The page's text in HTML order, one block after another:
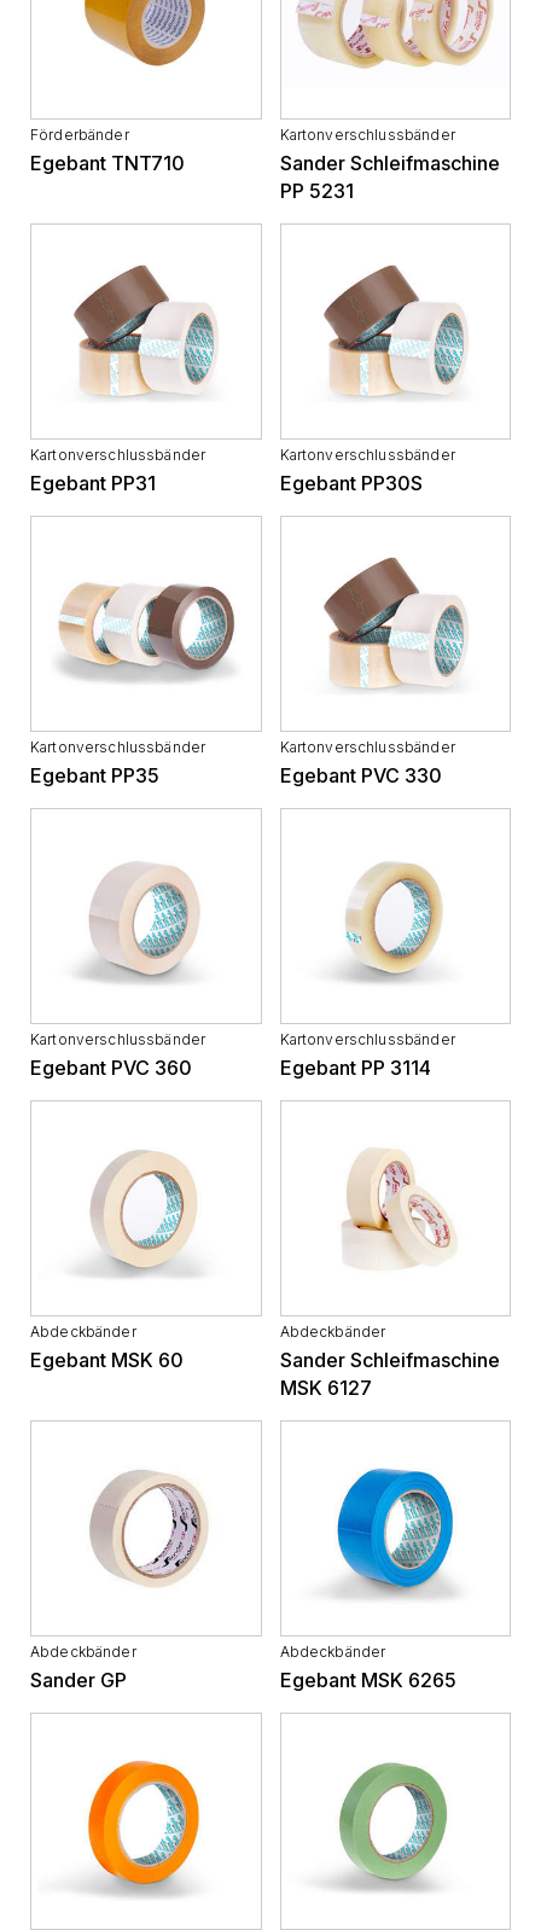
Kartonverschlussbänder
Sander Schleifmaschine
PP 5231
Kartonverschlussbänder
Egebant PP31
Kartonverschlussbänder
Egebant PP30S
Kartonverschlussbänder
Egebant PP35
Kartonverschlussbänder
Egebant PVC 330
Kartonverschlussbänder
Egebant PVC 360
Kartonverschlussbänder
Egebant PP 3114
Abdeckbänder
Egebant MSK 60
Abdeckbänder
Sander Schleifmaschine
MSK 6127
Abdeckbänder
Sander GP
Abdeckbänder
Egebant MSK 6265
Förderbänder
Egebant TNT710